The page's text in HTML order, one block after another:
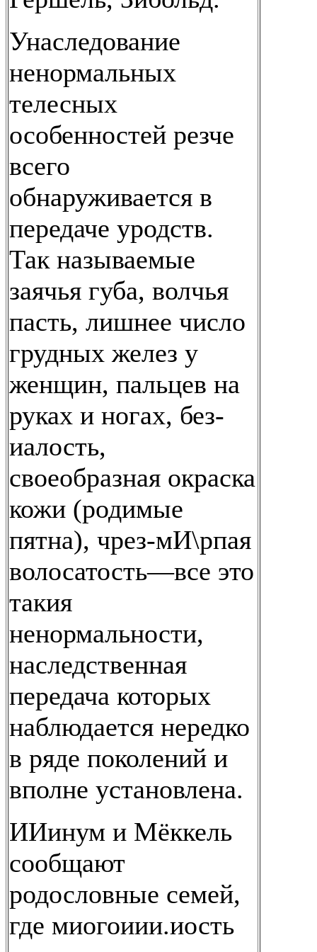
Унаследование
ненормальных
телесных
особенностей резче
всего
обнаруживается в
передаче уродств.
Так называемые
заячья губа, волчья
пасть, лишнее число
грудных желез у
женщин, пальцев на
руках и ногах, без-
иалость,
своеобразная окраска
кожи (родимые
пятна), чрез-мИ\рпая
волосатость—все это
такия
ненормальности,
наследственная
передача которых
наблюдается нередко
в ряде поколений и
вполне установлена.
ИИинум и Мёккель
сообщают
родословные семей,
где миогоиии.иость